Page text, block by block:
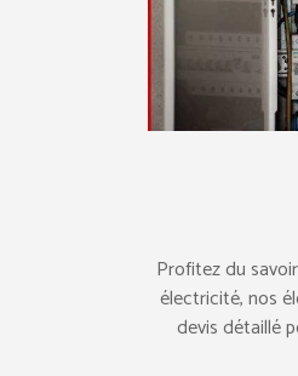
Profitez du
électricité, nos
devis détaillé